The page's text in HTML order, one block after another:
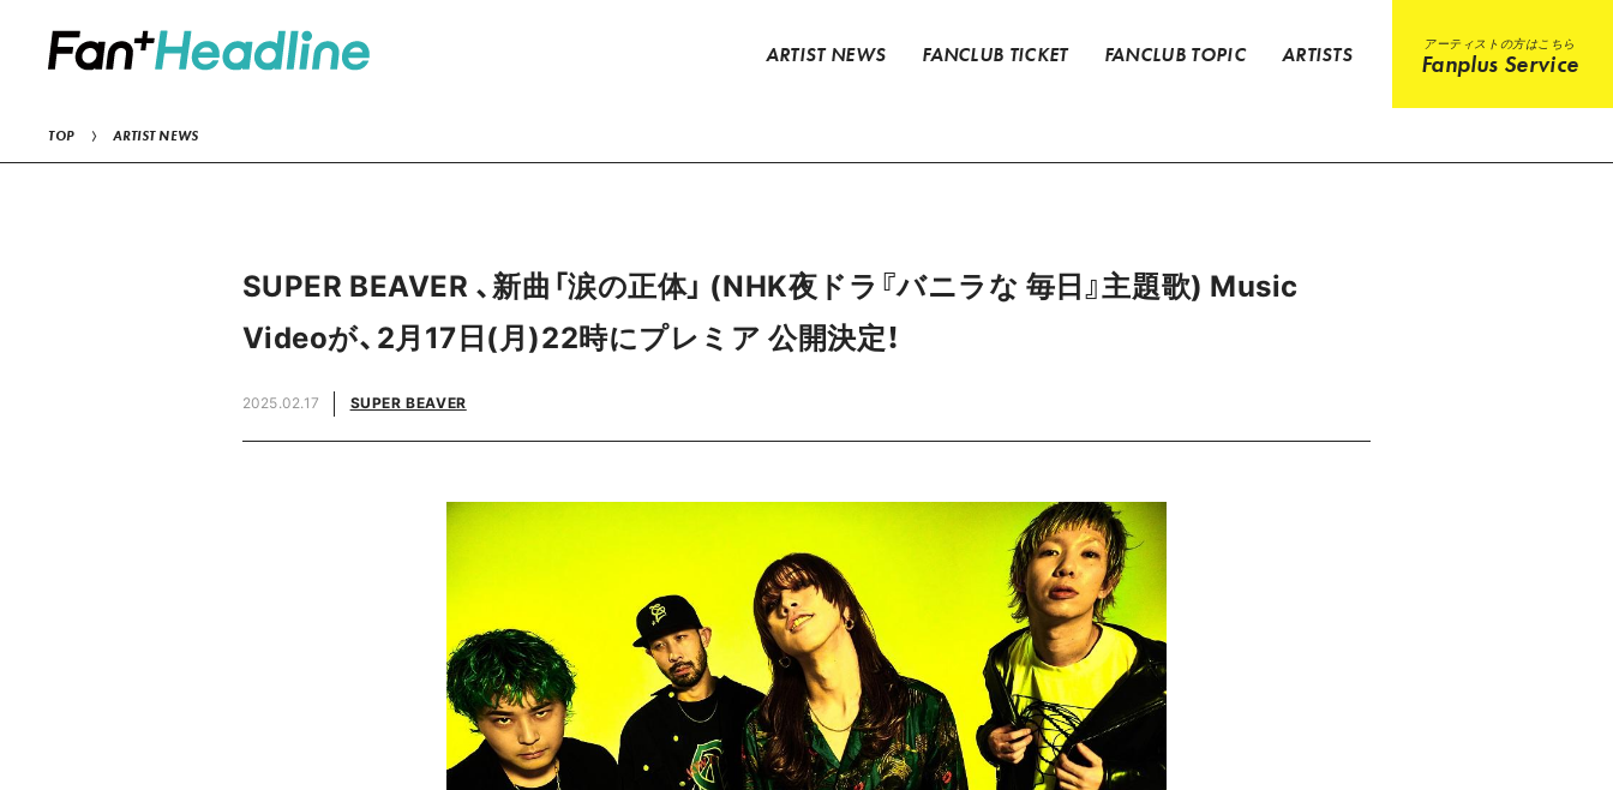
ARTIST NEWS FANCLUB TICKET FANCLUB TOPIC ARTISTS アーティストの方はこちら
Fanplus Service
TOP ARTIST NEWS
SUPER BEAVER 、新曲「涙の正体」 (NHK夜ドラ『バニラな 毎日』主題歌) Music
Videoが、2月17日(月)22時にプレミア 公開決定！
2025.02.17 SUPER BEAVER